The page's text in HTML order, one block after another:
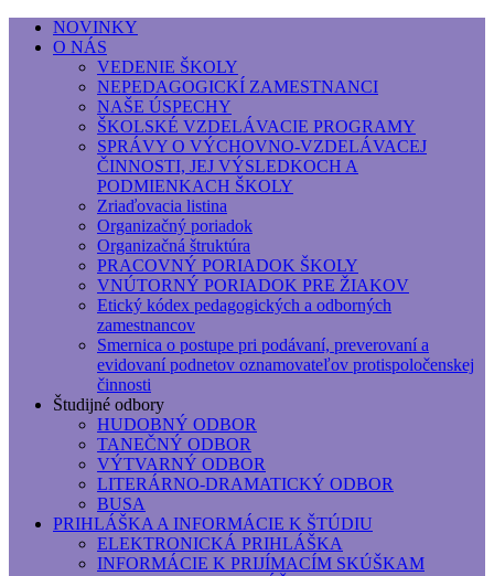
Základná umelecká škola, Hálkova
Základná umelecká škola, Hálkova 56, Bratislava -
NOVINKY
O NÁS
VEDENIE ŠKOLY
NEPEDAGOGICKÍ ZAMESTNANCI
NAŠE ÚSPECHY
ŠKOLSKÉ VZDELÁVACIE PROGRAMY
SPRÁVY O VÝCHOVNO-VZDELÁVACEJ
ČINNOSTI, JEJ VÝSLEDKOCH A
PODMIENKACH ŠKOLY
Zriaďovacia listina
Organizačný poriadok
Organizačná štruktúra
PRACOVNÝ PORIADOK ŠKOLY
VNÚTORNÝ PORIADOK PRE ŽIAKOV
Etický kódex pedagogických a odborných
zamestnancov
Smernica o postupe pri podávaní, preverovaní a
evidovaní podnetov oznamovateľov protispoločenskej
činnosti
Študijné odbory
HUDOBNÝ ODBOR
TANEČNÝ ODBOR
VÝTVARNÝ ODBOR
LITERÁRNO-DRAMATICKÝ ODBOR
BUSA
PRIHLÁŠKA A INFORMÁCIE K ŠTÚDIU
ELEKTRONICKÁ PRIHLÁŠKA
INFORMÁCIE K PRIJÍMACÍM SKÚŠKAM